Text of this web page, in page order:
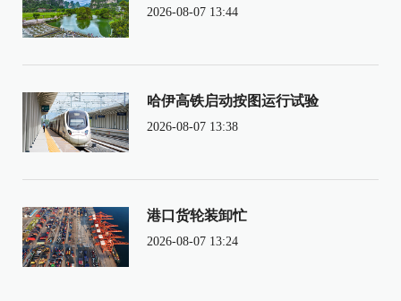
2026-08-07 13:44
哈伊高铁启动按图运行试验
2026-08-07 13:38
港口货轮装卸忙
2026-08-07 13:24